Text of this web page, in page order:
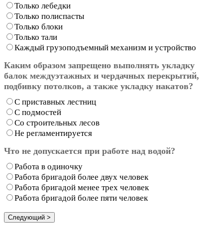
Только лебедки
Только полиспасты
Только блоки
Только тали
Каждый грузоподъемный механизм и устройство
Каким образом запрещено выполнять укладку
балок междуэтажных и чердачных перекрытий,
подбивку потолков, а также укладку накатов?
С приставных лестниц
С подмостей
Со строительных лесов
Не регламентируется
Что не допускается при работе над водой?
Работа в одиночку
Работа бригадой более двух человек
Работа бригадой менее трех человек
Работа бригадой более пяти человек